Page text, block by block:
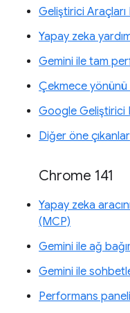
Geliştirici
Yapay zeka
Gemini ile tam
Çekmece
Google Geliştirici
Diğer öne çıkanlar
Chrome 141
Yapay zeka
(MCP)
Gemini ile ağ
Gemini ile
Performans